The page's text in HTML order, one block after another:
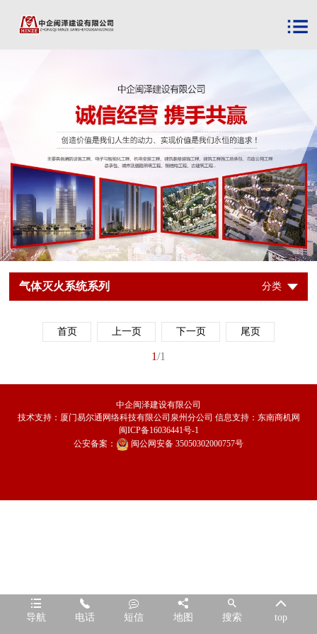

导航

电话

短信

地图

搜索

top
气体灭火系统系列 分类
首页 上一页 下一页 尾页
1/1
中企闽泽建设有限公司
技术支持： 厦门易尔通网络科技有限公司泉州分公司 信息支持： 东南商机网
闽ICP备16036441号-1
公安备案：
闽公网安备 35050302000757号